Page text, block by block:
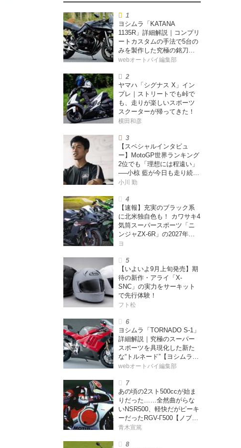
ヨシムラ「KATANA
1135R」詳細解説｜コンプリ
ートカスタムの手法で5台の
みを製作した究極の銘刀
【ヨシムラ伝】
webオートバイ編集部
ヤマハ「シグナス X」イン
プレ｜ストリートでも峠で
も、走りが楽しいスポーツ
スクーターが帰ってきた！
横田和彦
【スペシャルインタビュ
ー】MotoGP世界ランキング
2位でも「理想には程遠い」
──小椋 藍が今日も走り続け
る理由
小川 勤
【速報】充実のブラック系
に北米独自色も！ カワサキ4
気筒スーパースポーツ「ニ
ンジャZX-6R」の2027年モ
デルを発表、2気筒ニンジャ
ヨ
【いよいよ9月上旬発売】期
待の新作・アライ「X-
SNC」の実力をサーキット
で先行体験！
フト松
ヨシムラ「TORNADO S-1」
詳細解説｜究極のスーパー
スポーツを具現化した新た
な“トルネード”【ヨシムラ
伝】
webオートバイ編集部
あの頃の2スト500ccが始ま
りだった……全然曲がらな
いNSR500、軽快だがピーキ
ーだったRGV-Γ500【ノブ青
木のA.M.R. (アオキマニアッ
青木宣篤